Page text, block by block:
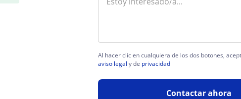
Al hacer clic en cualquiera de los dos botones,
aviso legal y de privacidad
Contactar ahora